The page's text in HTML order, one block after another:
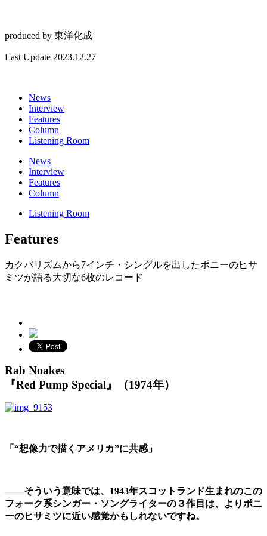
produced by 東洋化成
Last Update 2023.12.27
News
Interview
Features
Column
Listening Room
News
Interview
Features
Column
Listening Room
Features
カクバリズムから7インチ・シングルを出したポニーのヒサ
ミツが語る大切な6枚のレコード
Rab Noakes
『Red Pump Special』（1974年）
「“想像力で描くアメリカ”に共感」
――そういう意味では、1943年スコットランド生まれのこの
フォーク系シンガー・ソングライターの３作目は、よりポニ
ーのヒサミツに近い感覚かもしれないですね。